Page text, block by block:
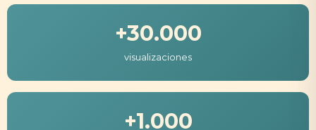
+30.000
visualizaciones
+1.000